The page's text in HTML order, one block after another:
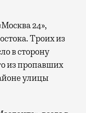
24»,
Троих из
в сторону
из пропавших
улицы